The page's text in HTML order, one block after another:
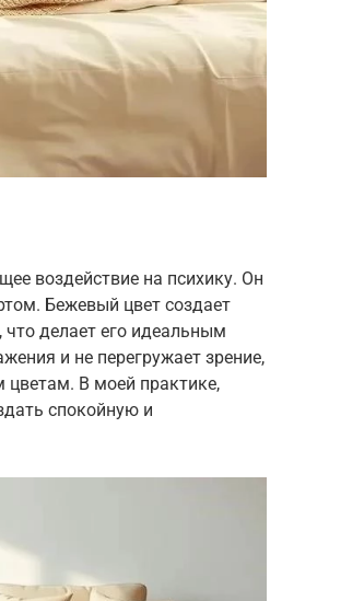
воздействие на психику. Он
Бежевый цвет создает
делает его идеальным
и не перегружает зрение,
цветам. В моей практике,
спокойную и